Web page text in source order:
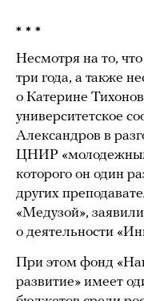
* * *
Несмотря на то,
три года, а также
о Катерине
университетское
Александров в
ЦНИР
которого он один
других
«Медузой»,
о деятельности
При этом фонд
развитие» имеет